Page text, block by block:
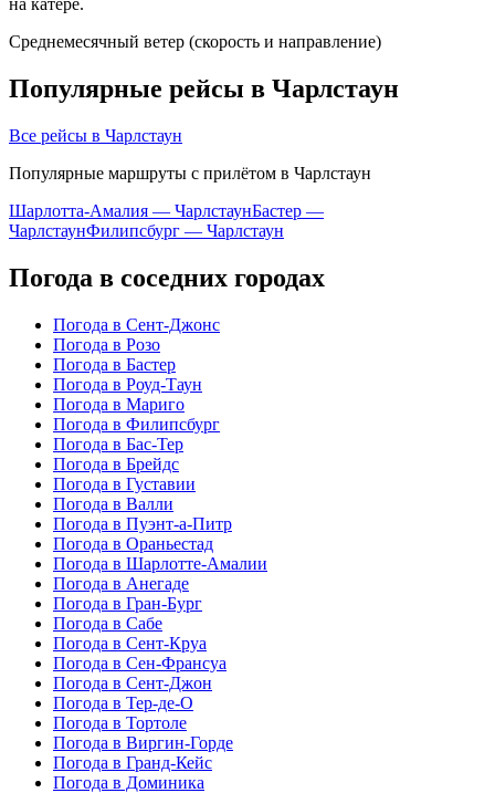
на катере.
Среднемесячный ветер (скорость и направление)
Популярные рейсы в Чарлстаун
Все рейсы в Чарлстаун
Популярные маршруты с прилётом в Чарлстаун
Шарлотта-Амалия — ЧарлстаунБастер —
ЧарлстаунФилипсбург — Чарлстаун
Погода в соседних городах
Погода в Сент-Джонс
Погода в Розо
Погода в Бастер
Погода в Роуд-Таун
Погода в Мариго
Погода в Филипсбург
Погода в Бас-Тер
Погода в Брейдс
Погода в Густавии
Погода в Валли
Погода в Пуэнт-а-Питр
Погода в Ораньестад
Погода в Шарлотте-Амалии
Погода в Анегаде
Погода в Гран-Бург
Погода в Сабе
Погода в Сент-Круа
Погода в Сен-Франсуа
Погода в Сент-Джон
Погода в Тер-де-О
Погода в Тортоле
Погода в Виргин-Горде
Погода в Гранд-Кейс
Погода в Доминика